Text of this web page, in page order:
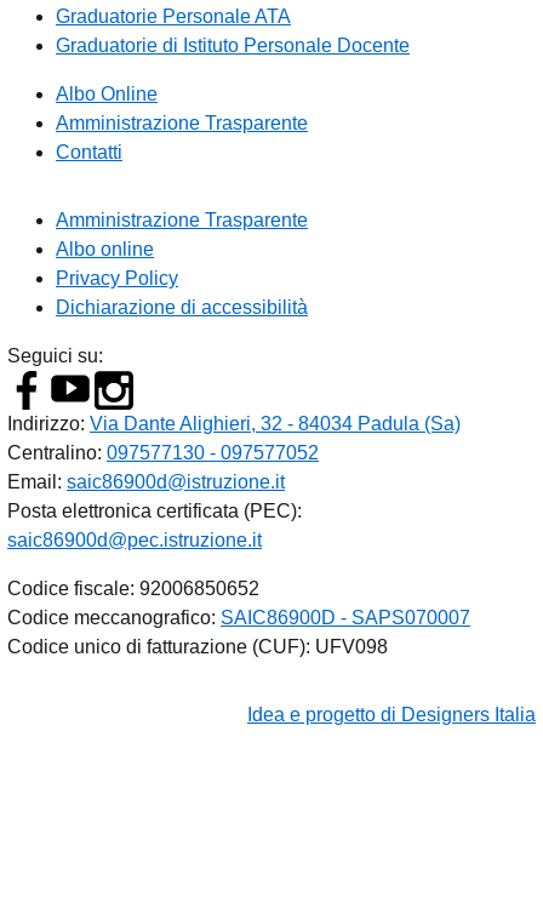
Graduatorie Personale ATA
Graduatorie di Istituto Personale Docente
Albo Online
Amministrazione Trasparente
Contatti
Amministrazione Trasparente
Albo online
Privacy Policy
Dichiarazione di accessibilità
Seguici su:
Indirizzo: Via Dante Alighieri, 32 - 84034 Padula (Sa)
Centralino: 097577130 - 097577052
Email: saic86900d@istruzione.it
Posta elettronica certificata (PEC):
saic86900d@pec.istruzione.it
Codice fiscale: 92006850652
Codice meccanografico: SAIC86900D - SAPS070007
Codice unico di fatturazione (CUF): UFV098
Idea e progetto di Designers Italia